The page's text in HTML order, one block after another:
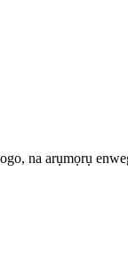
na arụmọrụ